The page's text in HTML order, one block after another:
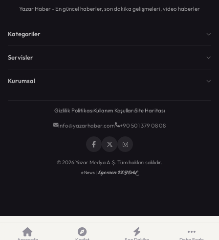
Yazar Haber - En güncel haberler, son dakika gelişmeleri, video haberler
Kategoriler
Servisler
Kurumsal
Gizlilik PolitikasıKullanım KoşullarıSite Haritası
info@yazarhaber.com +90 501 379 08 08
© 2026 Yazar Medya A.Ş. Tüm hakları saklıdır.
eNews |Egemen KEYDAL